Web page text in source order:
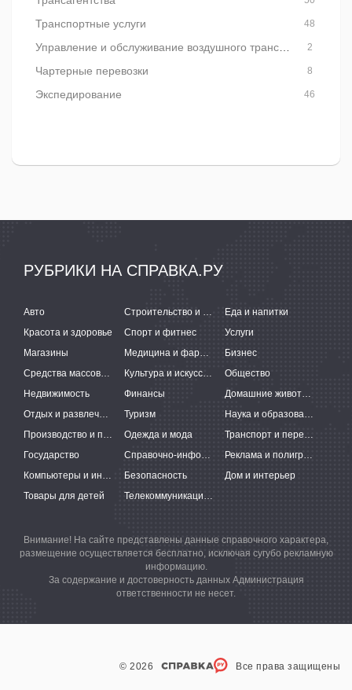
Транспортные услуги 48
2
Чартерные перевозки 8
Экспедирование 46
РУБРИКИ НА СПРАВКА.РУ
Авто Строительство и ремонт
Еда и напитки
Красота и здоровье
Спорт и фитнес
Услуги
Магазины
Медицина и фармацевтика
Бизнес
Средства массовой информации
Культура и искусство
Общество
Недвижимость
Финансы
Домашние животные
Отдых и развлечения
Туризм
Наука и образование
Производство и поставки
Одежда и мода
Транспорт и перевозки
Государство
Справочно-информационные системы
Реклама и полиграфия
Компьютеры и интернет
Безопасность
Дом и интерьер
Товары для детей
Телекоммуникации и связь
Внимание! На сайте представлены данные справочного характера,
размещение осуществляется бесплатно, исключая сугубо рекламную
информацию.
За содержание и достоверность данных Администрация
ответственности не несет.
© 2026 Все права защищены